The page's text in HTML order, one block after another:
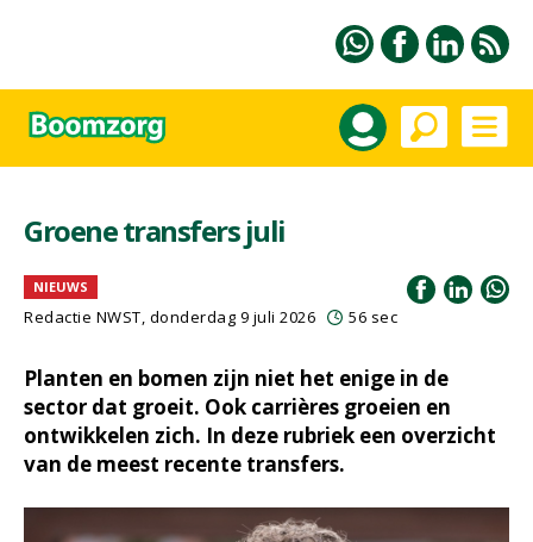
Groene transfers juli
NIEUWS
Redactie NWST, donderdag 9 juli 2026 56 sec
Planten en bomen zijn niet het enige in de
sector dat groeit. Ook carrières groeien en
ontwikkelen zich. In deze rubriek een overzicht
van de meest recente transfers.